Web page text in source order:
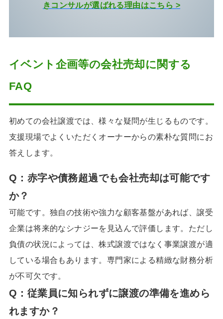
きコンサルが選ばれる理由はこちら >
イベント企画等の会社売却に関する
FAQ
初めての会社譲渡では、様々な疑問が生じるものです。
支援現場でよくいただくオーナーからの素朴な質問にお
答えします。
Q： 赤字や債務超過でも会社売却は可能です
か？
可能です。独自の技術や強力な顧客基盤があれば、譲受
企業は将来的なシナジーを見込んで評価します。ただし
負債の状況によっては、株式譲渡ではなく事業譲渡が適
している場合もあります。専門家による精緻な財務分析
が不可欠です。
Q： 従業員に知られずに譲渡の準備を進めら
れますか？